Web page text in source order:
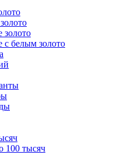
золото
с белым золото
100 тысяч